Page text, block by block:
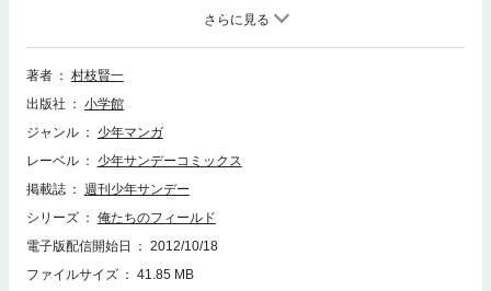
での運動量で死守するが、前半から全力でとばしてきた選手達に疲労が色
著者
村枝賢一
出版社
小学館
ジャンル
少年マンガ
レーベル
少年サンデーコミックス
掲載誌
週刊少年サンデー
シリーズ
俺たちのフィールド
電子版配信開始日
2012/10/18
ファイルサイズ
41.85 MB